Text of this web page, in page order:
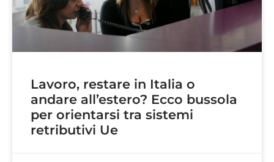
Lavoro, restare in Italia o
andare all’estero? Ecco bussola
per orientarsi tra sistemi
retributivi Ue